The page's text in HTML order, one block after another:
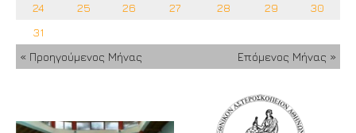
24
25 26 27 28 29
30
31
« Προηγούμενος Μήνας
Επόμενος Μήνας »